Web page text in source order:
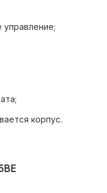
управление;
и перегрева.
корпус.